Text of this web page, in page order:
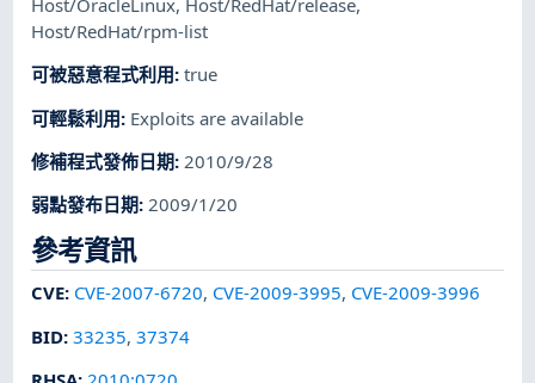
Host/OracleLinux, Host/RedHat/release,
Host/RedHat/rpm-list
可被惡意程式利用:true
可輕鬆利用: Exploits are available
修補程式發佈日期:2010/9/28
弱點發布日期:2009/1/20
參考資訊
CVE: CVE-2007-6720, CVE-2009-3995, CVE-2009-3996
BID:33235,37374